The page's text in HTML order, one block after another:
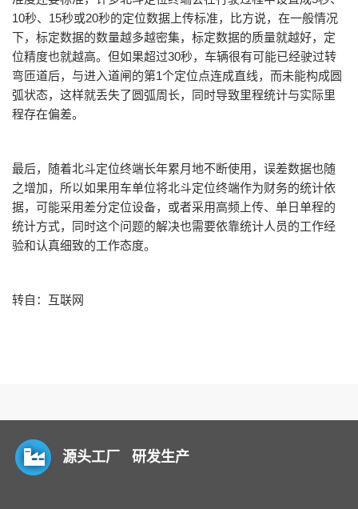
10秒、15秒或20秒的定位数据上传标准，比方说，在一般情况
下，标定数据的数量越多越密集，标定数据的质量就越好，定
位精度也就越高。但如果超过30秒，车辆很有可能已经驶过转
弯匝道后，与进入道闸的第1个定位点连成直线，而未能构成圆
弧状态，这样就丢失了圆弧周长，同时导致里程统计与实际里
程存在偏差。
最后，随着北斗定位终端长年累月地不断使用，误差数据也随
之增加，所以如果用车单位将北斗定位终端作为财务的统计依
据，可能采用差分定位设备，或者采用高频上传、单日单程的
统计方式，同时这个问题的解决也需要依靠统计人员的工作经
验和认真细致的工作态度。
转自：互联网
源头工厂 研发生产